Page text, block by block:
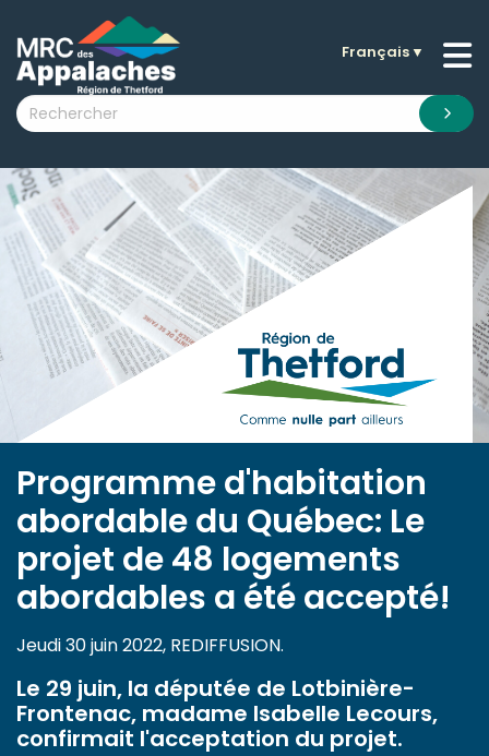
submenu (La MRC )
submenu (Citoyens )
submenu (Visiteurs )
submenu (Nouvelles )
submenu (Documentation )
Français▼
Programme d'habitation
abordable du Québec: Le
projet de 48 logements
abordables a été accepté!
Jeudi 30 juin 2022, REDIFFUSION.
Le 29 juin, la députée de Lotbinière-
Frontenac, madame Isabelle Lecours,
confirmait l'acceptation du projet.